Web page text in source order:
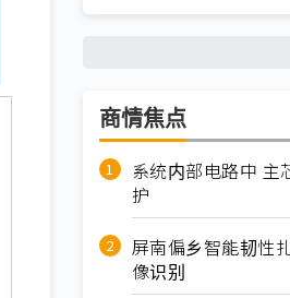
商情焦点
系统内部电路中 主
护
屏南偏乡智能韧性
像识别